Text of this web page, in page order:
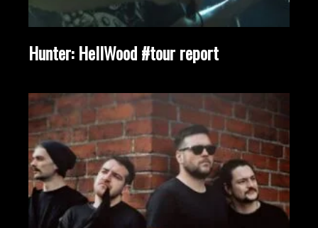
Hunter: HellWood #tour report